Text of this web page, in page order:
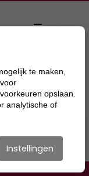
te maken,
opslaan.
analytische of
Instellingen